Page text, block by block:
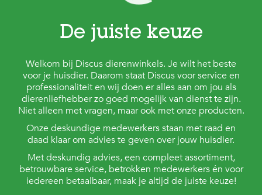
De juiste keuze
Welkom bij Discus dierenwinkels. Je wilt het beste
voor je huisdier. Daarom staat Discus voor service en
professionaliteit en wij doen er alles aan om jou als
dierenliefhebber zo goed mogelijk van dienst te zijn.
Niet alleen met vragen, maar ook met onze producten.
Onze deskundige medewerkers staan met raad en
daad klaar om advies te geven over jouw huisdier.
Met deskundig advies, een compleet assortiment,
betrouwbare service, betrokken medewerkers én voor
iedereen betaalbaar, maak je altijd de juiste keuze!